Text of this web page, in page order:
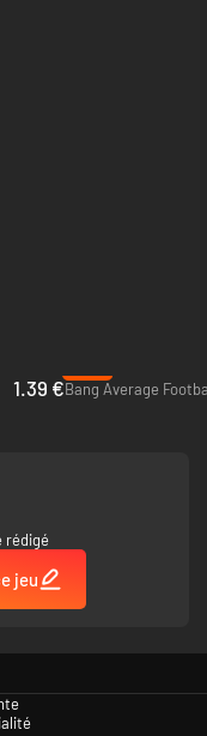
1.39 €
rédigé
jeu